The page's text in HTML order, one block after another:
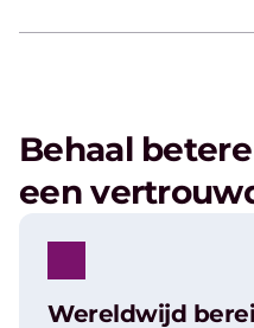
Behaal
een
Wereldwijd